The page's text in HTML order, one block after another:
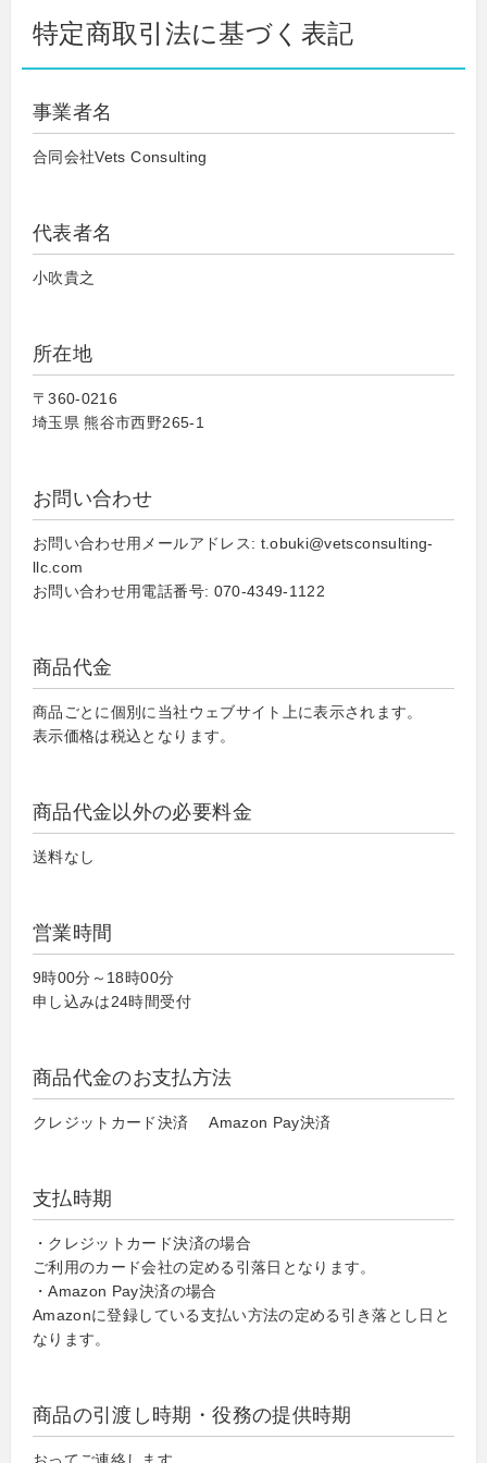
特定商取引法に基づく表記
事業者名
合同会社Vets Consulting
代表者名
小吹貴之
所在地
〒360-0216
埼玉県 熊谷市西野265-1
お問い合わせ
お問い合わせ用メールアドレス: t.obuki@vetsconsulting-
llc.com
お問い合わせ用電話番号: 070-4349-1122
商品代金
商品ごとに個別に当社ウェブサイト上に表示されます。
表示価格は税込となります。
商品代金以外の必要料金
送料なし
営業時間
9時00分～18時00分
申し込みは24時間受付
商品代金のお支払方法
クレジットカード決済 Amazon Pay決済
支払時期
・クレジットカード決済の場合
ご利用のカード会社の定める引落日となります。
・Amazon Pay決済の場合
Amazonに登録している支払い方法の定める引き落とし日と
なります。
商品の引渡し時期・役務の提供時期